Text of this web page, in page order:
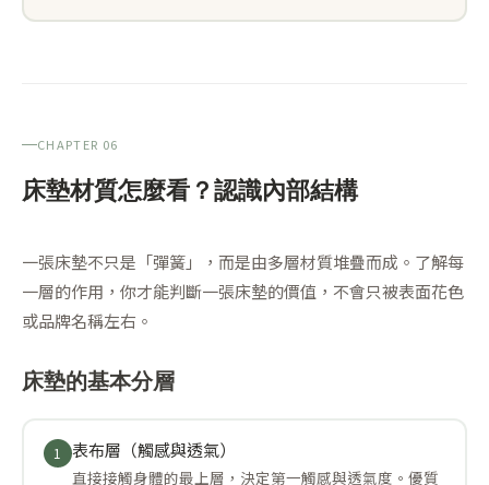
CHAPTER 06
床墊材質怎麼看？認識內部結構
一張床墊不只是「彈簧」，而是由多層材質堆疊而成。了解每
一層的作用，你才能判斷一張床墊的價值，不會只被表面花色
或品牌名稱左右。
床墊的基本分層
1 表布層（觸感與透氣）
直接接觸身體的最上層，決定第一觸感與透氣度。優質